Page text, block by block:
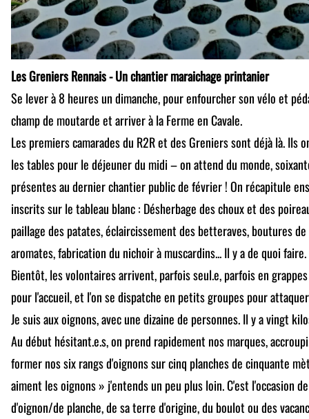
Les Greniers Rennais - Un chantier maraichage printanier
Se lever à 8 heures un dimanche, pour enfourcher son vélo et
champ de moutarde et arriver à la Ferme en Cavale.
Les premiers camarades du R2R et des Greniers sont déjà là.
les tables pour le déjeuner du midi – on attend du monde,
présentes au dernier chantier public de février ! On récapitule
inscrits sur le tableau blanc : Désherbage des choux et des
paillage des patates, éclaircissement des betteraves, boutures
aromates, fabrication du nichoir à muscardins... Il y a de quoi faire.
Bientôt, les volontaires arrivent, parfois seul.e, parfois en
pour l'accueil, et l'on se dispatche en petits groupes pour
Je suis aux oignons, avec une dizaine de personnes. Il y a vingt
Au début hésitant.e.s, on prend rapidement nos marques,
former nos six rangs d'oignons sur cinq planches de cinquante
aiment les oignons » j'entends un peu plus loin. C'est l'occasion
d'oignon/de planche, de sa terre d'origine, du boulot ou des